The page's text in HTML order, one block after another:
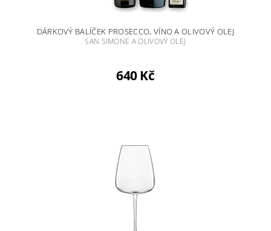
DÁRKOVÝ BALÍČEK PROSECCO, VÍNO A OLIVOVÝ OLEJ
SAN SIMONE A OLIVOVÝ OLEJ
640 Kč